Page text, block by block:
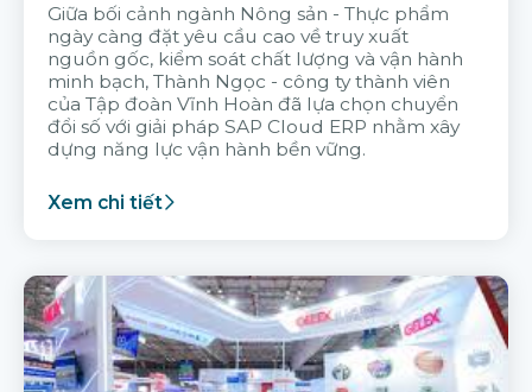
Giữa bối cảnh ngành Nông sản - Thực phẩm
ngày càng đặt yêu cầu cao về truy xuất
nguồn gốc, kiểm soát chất lượng và vận hành
minh bạch, Thành Ngọc - công ty thành viên
của Tập đoàn Vĩnh Hoàn đã lựa chọn chuyển
đổi số với giải pháp SAP Cloud ERP nhằm xây
dựng năng lực vận hành bền vững.
Xem chi tiết